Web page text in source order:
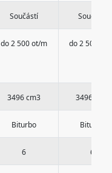
Součástí Součástí
do 2 500 ot/m do 2 500 ot/
3496 cm3 3496 cm3
Biturbo Biturbo
6 6